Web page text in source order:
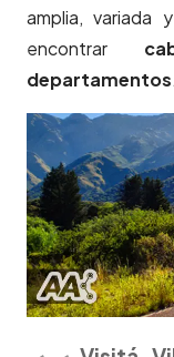
amplia, variada
encontrar
departamentos